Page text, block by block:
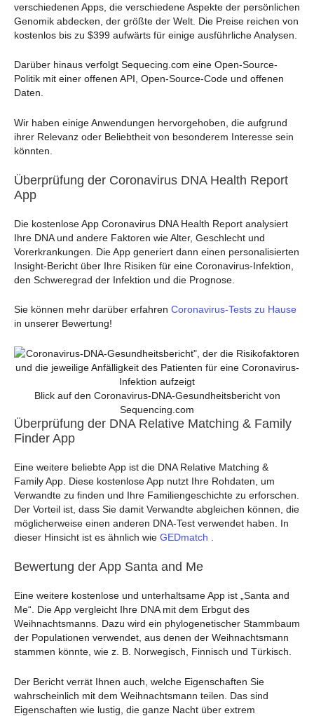
verschiedenen Apps, die verschiedene Aspekte der persönlichen
Genomik abdecken, der größte der Welt. Die Preise reichen von
kostenlos bis zu $399 aufwärts für einige ausführliche Analysen.
Darüber hinaus verfolgt Sequecing.com eine Open-Source-
Politik mit einer offenen API, Open-Source-Code und offenen
Daten.
Wir haben einige Anwendungen hervorgehoben, die aufgrund
ihrer Relevanz oder Beliebtheit von besonderem Interesse sein
könnten.
Überprüfung der Coronavirus DNA Health Report
App
Die kostenlose App Coronavirus DNA Health Report analysiert
Ihre DNA und andere Faktoren wie Alter, Geschlecht und
Vorerkrankungen. Die App generiert dann einen personalisierten
Insight-Bericht über Ihre Risiken für eine Coronavirus-Infektion,
den Schweregrad der Infektion und die Prognose.
Sie können mehr darüber erfahren Coronavirus-Tests zu Hause
in unserer Bewertung!
Blick auf den Coronavirus-DNA-Gesundheitsbericht von
Sequencing.com
Überprüfung der DNA Relative Matching & Family
Finder App
Eine weitere beliebte App ist die DNA Relative Matching &
Family App. Diese kostenlose App nutzt Ihre Rohdaten, um
Verwandte zu finden und Ihre Familiengeschichte zu erforschen.
Der Vorteil ist, dass Sie damit Verwandte abgleichen können, die
möglicherweise einen anderen DNA-Test verwendet haben. In
dieser Hinsicht ist es ähnlich wie GEDmatch
Bewertung der App Santa and Me
Eine weitere kostenlose und unterhaltsame App ist „Santa and
Me“. Die App vergleicht Ihre DNA mit dem Erbgut des
Weihnachtsmanns. Dazu wird ein phylogenetischer Stammbaum
der Populationen verwendet, aus denen der Weihnachtsmann
stammen könnte, wie z. B. Norwegisch, Finnisch und Türkisch.
Der Bericht verrät Ihnen auch, welche Eigenschaften Sie
wahrscheinlich mit dem Weihnachtsmann teilen. Das sind
Eigenschaften wie lustig, die ganze Nacht über extrem